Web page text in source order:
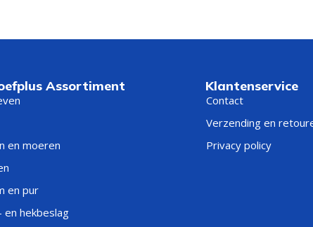
Assortiment
en moeren
en pur
en hekbeslag
Klantenservice
Contact
Verzending en
Privacy policy